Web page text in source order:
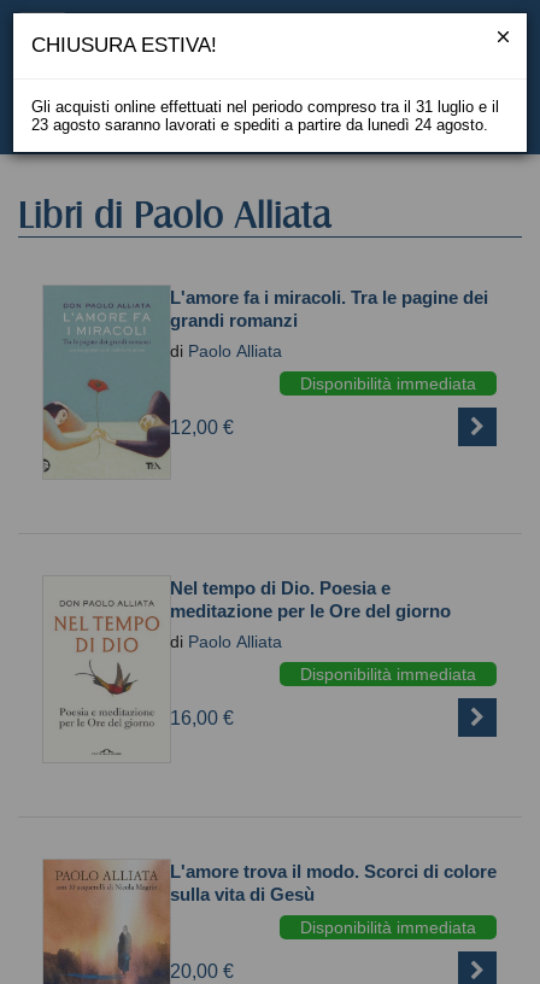
EN
Libri di Paolo Alliata
L'amore fa i miracoli. Tra le pagine dei
grandi romanzi
di Paolo Alliata
Disponibilità immediata
12,00 €
Nel tempo di Dio. Poesia e
meditazione per le Ore del giorno
di Paolo Alliata
Disponibilità immediata
16,00 €
L'amore trova il modo. Scorci di colore
sulla vita di Gesù
Disponibilità immediata
20,00 €
CHIUSURA ESTIVA!
Gli acquisti online effettuati nel periodo compreso tra il 31 luglio e il
23 agosto saranno lavorati e spediti a partire da lunedì 24 agosto.